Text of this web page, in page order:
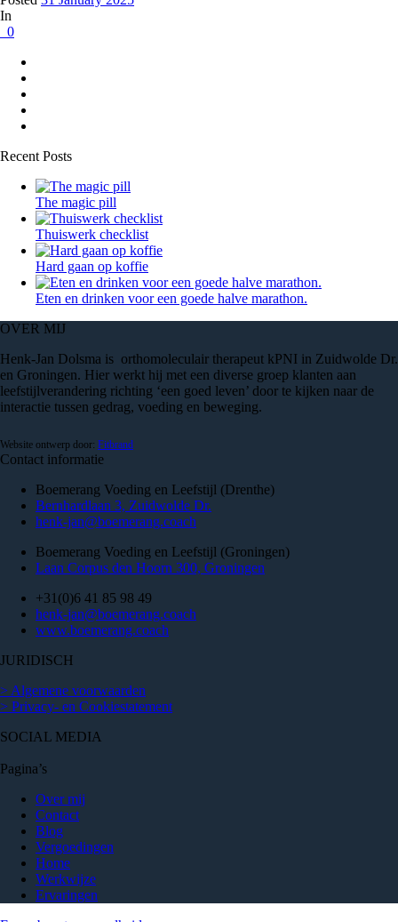
In
0
Recent Posts
The magic pill
Thuiswerk checklist
Hard gaan op koffie
Eten en drinken voor een goede halve marathon.
OVER MIJ
Henk-Jan Dolsma is orthomoleculair therapeut kPNI in Zuidwolde Dr.
en Groningen. Hier werkt hij met een diverse groep klanten aan
leefstijlverandering richting ‘een goed leven’ door te kijken naar de
interactie tussen gedrag, voeding en beweging.
Website ontwerp door: Fitbrand
Contact informatie
Boemerang Voeding en Leefstijl (Drenthe)
Bernhardlaan 3, Zuidwolde Dr.
henk-jan@boemerang.coach
Boemerang Voeding en Leefstijl (Groningen)
Laan Corpus den Hoorn 300, Groningen
+31(0)6 41 85 98 49
henk-jan@boemerang.coach
www.boemerang.coach
JURIDISCH
> Algemene voorwaarden
> Privacy- en Cookiestatement
SOCIAL MEDIA
Pagina’s
Over mij
Contact
Blog
Vergoedingen
Home
Werkwijze
Ervaringen